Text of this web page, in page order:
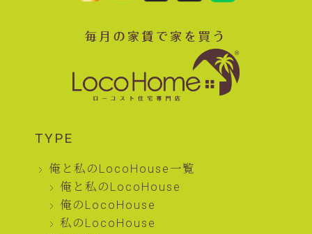
TYPE
俺と私のLocoHouse一覧
俺と私のLocoHouse
俺のLocoHouse
私のLocoHouse